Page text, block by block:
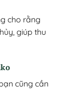
cho rằng
giúp thu
cũng cần